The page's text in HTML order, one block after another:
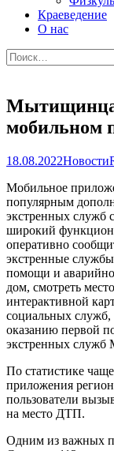
Краеведение
О нас
Найти:
мобильном
18.08.2022Новости
Мобильное
популярным
экстренных служб
широкий
оперативно
экстренные
помощи и
дом, смотреть
интерактивной
социальных служб,
оказанию первой
экстренных служб
По статистике
приложения
пользователи
на место ДТП.
Одним из важных